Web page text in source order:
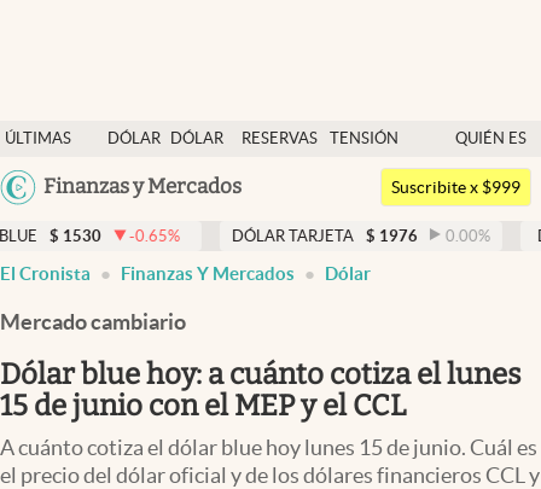
ÚLTIMAS
NOTICIAS
DÓLAR
DÓLAR
RESERVAS
TENSIÓN
GEOPOLÍTICA
QUIÉN ES
QUIÉN
Argentina
Uruguay
Finanzas y Mercados
Dólar
Members
Economía y Política
Finanzas y Mercados
Mercados Online
Negocios
Columnistas
Suscribite x $999
-0.65% DÓLAR TARJETA $ 1976 0.00 % DÓLAR MEP
El Cronista Finanzas Y Mercados Dólar
Mercado cambiario
Dólar blue hoy: a cuánto cotiza el lunes
15 de junio con el MEP y el CCL
A cuánto cotiza el dólar blue hoy lunes 15 de junio. Cuál es
el precio del dólar oficial y de los dólares financieros CCL y